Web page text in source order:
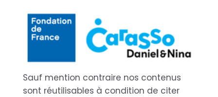
Sauf mention contraire nos contenus
sont réutilisables à condition de citer